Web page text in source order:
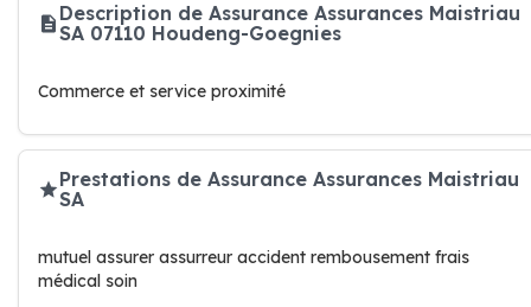
Description de Assurance Assurances Maistriau
SA 07110 Houdeng-Goegnies
Commerce et service proximité
Prestations de Assurance Assurances Maistriau
SA
mutuel assurer assurreur accident rembousement frais
médical soin